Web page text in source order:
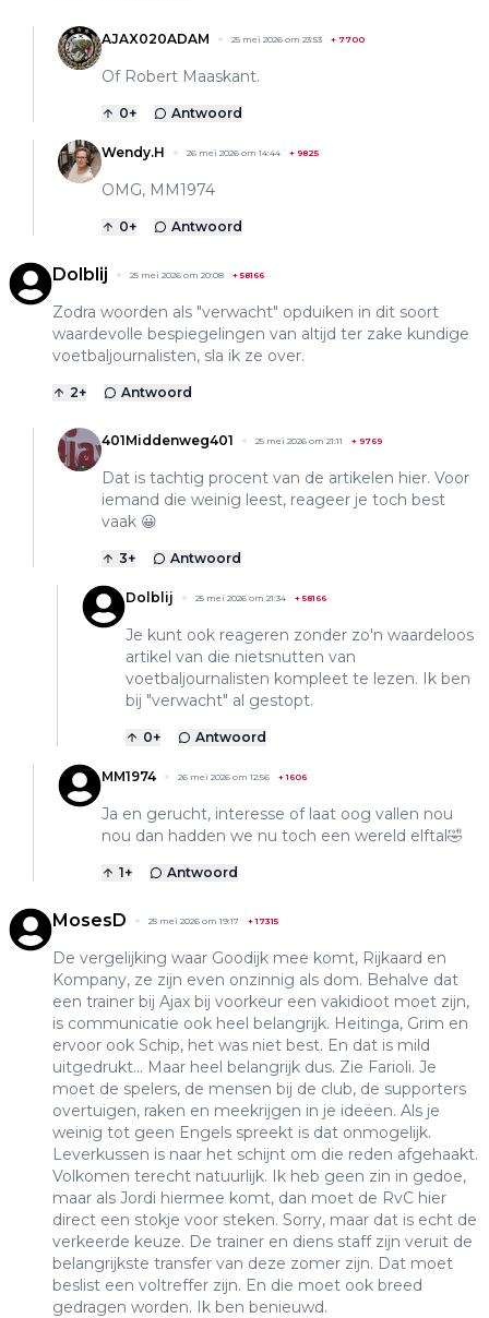
AJAX020ADAM 25 mei 2026 om 23:53 + 7700
Of Robert Maaskant.
0+ Antwoord
Wendy.H 26 mei 2026 om 14:44 + 9825
OMG, MM1974
0+ Antwoord
Dolblij 25 mei 2026 om 20:08 + 58166
Zodra woorden als "verwacht" opduiken in dit soort
waardevolle bespiegelingen van altijd ter zake kundige
voetbaljournalisten, sla ik ze over.
2+ Antwoord
401Middenweg401 25 mei 2026 om 21:11 + 9769
Dat is tachtig procent van de artikelen hier. Voor
iemand die weinig leest, reageer je toch best
vaak 😀
3+ Antwoord
Dolblij 25 mei 2026 om 21:34 + 58166
Je kunt ook reageren zonder zo'n waardeloos
artikel van die nietsnutten van
voetbaljournalisten kompleet te lezen. Ik ben
bij "verwacht" al gestopt.
0+ Antwoord
MM1974 26 mei 2026 om 12:56 +1606
Ja en gerucht, interesse of laat oog vallen nou
nou dan hadden we nu toch een wereld elftal🤣
1+ Antwoord
MosesD 25 mei 2026 om 19:17 +17315
De vergelijking waar Goodijk mee komt, Rijkaard en
Kompany, ze zijn even onzinnig als dom. Behalve dat
een trainer bij Ajax bij voorkeur een vakidioot moet zijn,
is communicatie ook heel belangrijk. Heitinga, Grim en
ervoor ook Schip, het was niet best. En dat is mild
uitgedrukt... Maar heel belangrijk dus. Zie Farioli. Je
moet de spelers, de mensen bij de club, de supporters
overtuigen, raken en meekrijgen in je ideëen. Als je
weinig tot geen Engels spreekt is dat onmogelijk.
Leverkussen is naar het schijnt om die reden afgehaakt.
Volkomen terecht natuurlijk. Ik heb geen zin in gedoe,
maar als Jordi hiermee komt, dan moet de RvC hier
direct een stokje voor steken. Sorry, maar dat is echt de
verkeerde keuze. De trainer en diens staff zijn veruit de
belangrijkste transfer van deze zomer zijn. Dat moet
beslist een voltreffer zijn. En die moet ook breed
gedragen worden. Ik ben benieuwd.